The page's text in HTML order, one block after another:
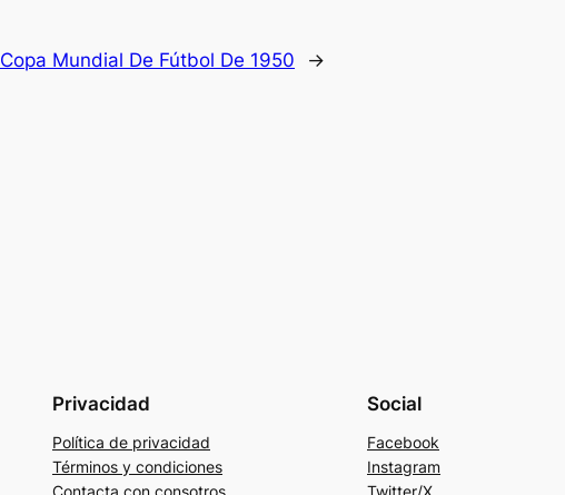
Copa Mundial De Fútbol De 1950 →
Privacidad
Política de privacidad
Términos y condiciones
Contacta con consotros
Social
Facebook
Instagram
Twitter/X